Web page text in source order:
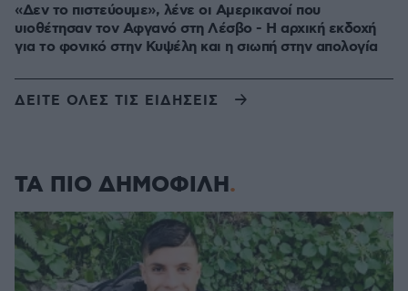
«Δεν το πιστεύουμε», λένε οι Αμερικανοί που
υιοθέτησαν τον Αφγανό στη Λέσβο - Η αρχική εκδοχή
για το φονικό στην Κυψέλη και η σιωπή στην απολογία
ΔΕΙΤΕ ΟΛΕΣ ΤΙΣ ΕΙΔΗΣΕΙΣ
ΤΑ ΠΙΟ ΔΗΜΟΦΙΛΗ